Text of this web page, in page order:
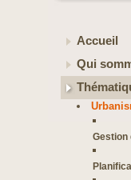
Accueil
Qui
Gestion